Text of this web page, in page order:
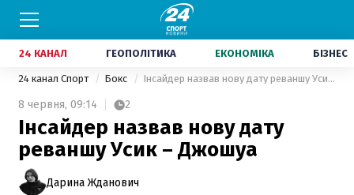
24 КАНАЛ ГЕОПОЛІТИКА ЕКОНОМІКА БІЗНЕС
24 канал Спорт Бокс Інсайдер назвав нову дату реваншу Усик – Джошуа
8 червня, 09:14 2
Інсайдер назвав нову дату
реваншу Усик – Джошуа
Дарина Жданович